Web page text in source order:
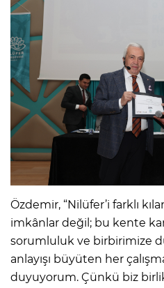
Özdemir, “Nilüfer’i farklı
imkânlar değil; bu kente
sorumluluk ve birbirimize
anlayışı büyüten her
duyuyorum. Çünkü biz